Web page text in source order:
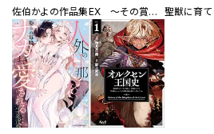
佐伯かよの作品集 EX ～その賞金稼ぎは、世界の出口を探す～【単行本版】